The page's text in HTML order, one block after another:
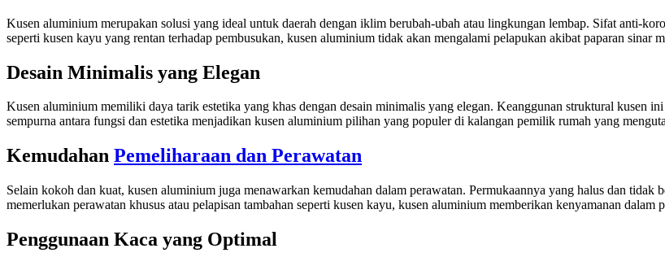
Kusen aluminium merupakan solusi yang ideal untuk daerah dengan iklim berubah-ubah atau lingkungan lembap. Sifat anti-
seperti kusen kayu yang rentan terhadap pembusukan, kusen aluminium tidak akan mengalami pelapukan akibat paparan sinar
Desain Minimalis yang Elegan
Kusen aluminium memiliki daya tarik estetika yang khas dengan desain minimalis yang elegan. Keanggunan struktural kusen
sempurna antara fungsi dan estetika menjadikan kusen aluminium pilihan yang populer di kalangan pemilik rumah yang
Kemudahan Pemeliharaan dan Perawatan
Selain kokoh dan kuat, kusen aluminium juga menawarkan kemudahan dalam perawatan. Permukaannya yang halus dan
memerlukan perawatan khusus atau pelapisan tambahan seperti kusen kayu, kusen aluminium memberikan kenyamanan dalam
Penggunaan Kaca yang Optimal